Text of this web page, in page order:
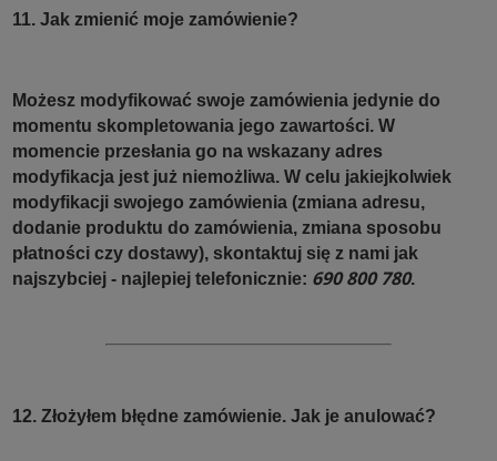
11. Jak zmienić moje zamówienie?
Możesz modyfikować swoje zamówienia jedynie do
momentu skompletowania jego zawartości. W
momencie przesłania go na wskazany adres
modyfikacja jest już niemożliwa. W celu jakiejkolwiek
modyfikacji swojego zamówienia (zmiana adresu,
dodanie produktu do zamówienia, zmiana sposobu
płatności czy dostawy), skontaktuj się z nami jak
najszybciej - najlepiej telefonicznie: 690 800 780.
12. Złożyłem błędne zamówienie. Jak je anulować?